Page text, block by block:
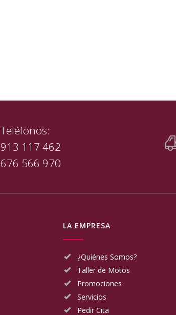
Teléfonos:
913 117 462
676 566 970
LA EMPRESA
¿Quiénes Somos?
Taller de Motos
Promociones
Servicios
Pedir Cita